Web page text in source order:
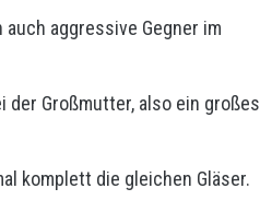
aggressive Gegner im
Großmutter, also ein großes
komplett die gleichen Gläser.